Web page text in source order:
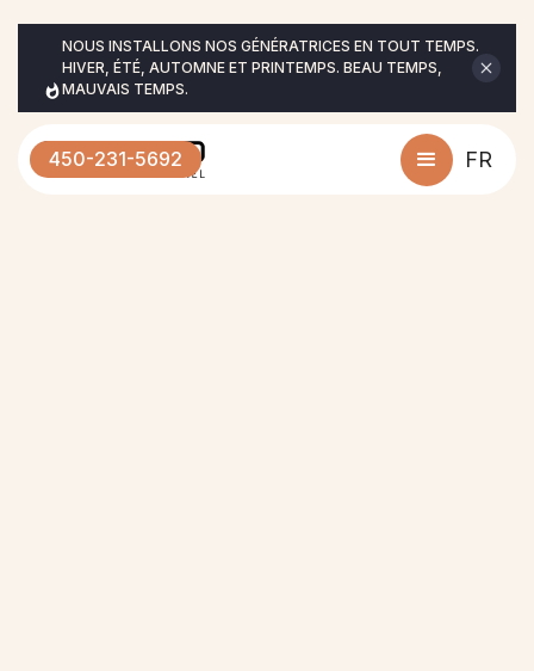
NOUS INSTALLONS NOS GÉNÉRATRICES EN TOUT TEMPS.
HIVER, ÉTÉ, AUTOMNE ET PRINTEMPS. BEAU TEMPS,
MAUVAIS TEMPS.
FR
450-231-5692